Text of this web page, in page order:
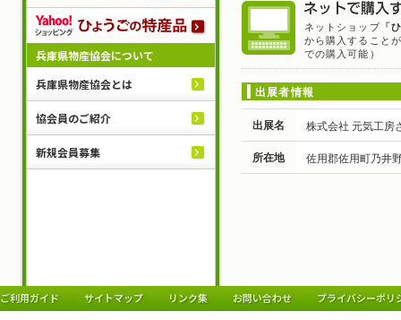
兵庫県物産協会について
兵庫県物産協会とは
協会員のご紹介
新規会員募集
ネットショップ「
から購入すること
での購入可能）
出展者情報
出展名 株式会社 元気工房
所在地 佐用郡佐用町乃井
ご利用ガイド サイトマップ リンク集 お問い合わせ プライバシーポリ